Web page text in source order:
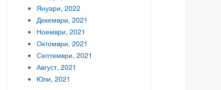
Януари, 2022
Декември, 2021
Ноември, 2021
Октомври, 2021
Септември, 2021
Август, 2021
Юли, 2021